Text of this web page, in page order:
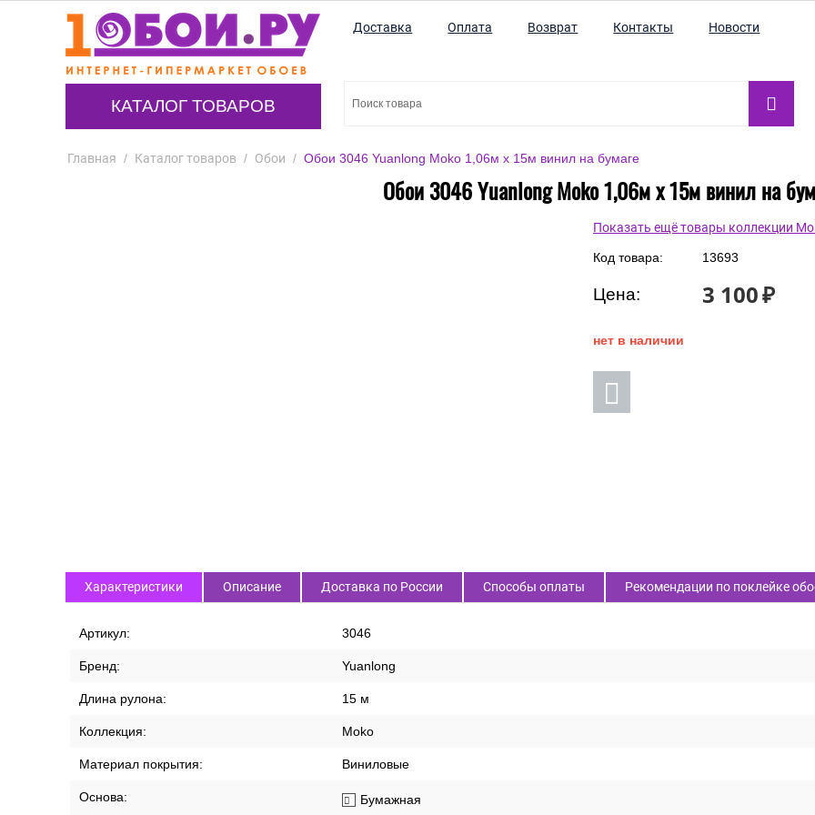
КАТАЛОГ ТОВАРОВ
Доставка Оплата Возврат Контакты Новости
Главная / Каталог товаров / Обои / Обои 3046 Yuanlong Moko 1,06м x 15м винил на бумаге
Обои 3046 Yuanlong Moko 1,06м x 15м винил на
Показать ещё товары коллекции
Код товара: 13693
Цена: 3 100₽
нет в наличии
Характеристики Описание Доставка по России Способы оплаты Рекомендации по поклейке
Артикул: 3046
Бренд: Yuanlong
Длина рулона: 15 м
Коллекция: Moko
Материал покрытия: Виниловые
Основа: Бумажная